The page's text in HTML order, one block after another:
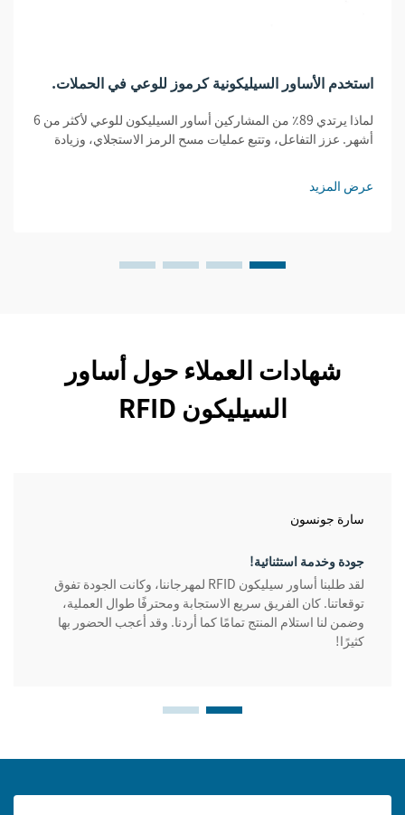
استخدم الأساور السيليكونية كرموز للوعي في الحملات.
لماذا يرتدي 89٪ من المشاركين أساور السيليكون للوعي لأكثر من 6
أشهر. عزز التفاعل، وتتبع عمليات مسح الرمز الاستجلاي، وزيادة
للشركات مع الشركات.
عرض المزيد
شهادات العملاء حول أساور
السيليكون RFID
سارة جونسون
جودة وخدمة استثنائية!
لقد طلبنا أساور سيليكون RFID لمهرجاننا، وكانت الجودة تفوق
توقعاتنا. كان الفريق سريع الاستجابة ومحترفًا طوال العملية،
وضمن لنا استلام المنتج تمامًا كما أردنا. وقد أعجب الحضور بها
كثيرًا!